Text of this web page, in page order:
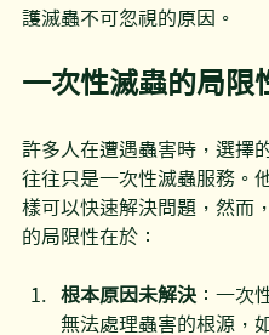
護滅蟲不可忽視的原因。
一次性滅蟲的局限
許多人在遭遇蟲害時，選擇
往往只是一次性滅蟲服務。
樣可以快速解決問題，然而
的局限性在於：
根本原因未解決 ：一次
無法處理蟲害的根源，